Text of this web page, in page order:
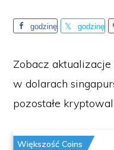
godzinę
godzinę
Zobacz
w dolarach
pozostałe
Większość Coins